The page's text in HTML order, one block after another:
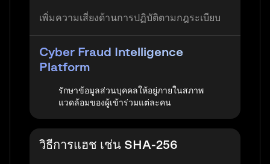
เพิ่มความเสี่ยงด้านการปฏิบัติตามกฎระเบียบ
Cyber Fraud Intelligence
Platform
รักษาข้อมูลส่วนบุคคลให้อยู่ภายในสภาพ
แวดล้อมของผู้เข้าร่วมแต่ละคน
วิธีการแฮช เช่น SHA-256